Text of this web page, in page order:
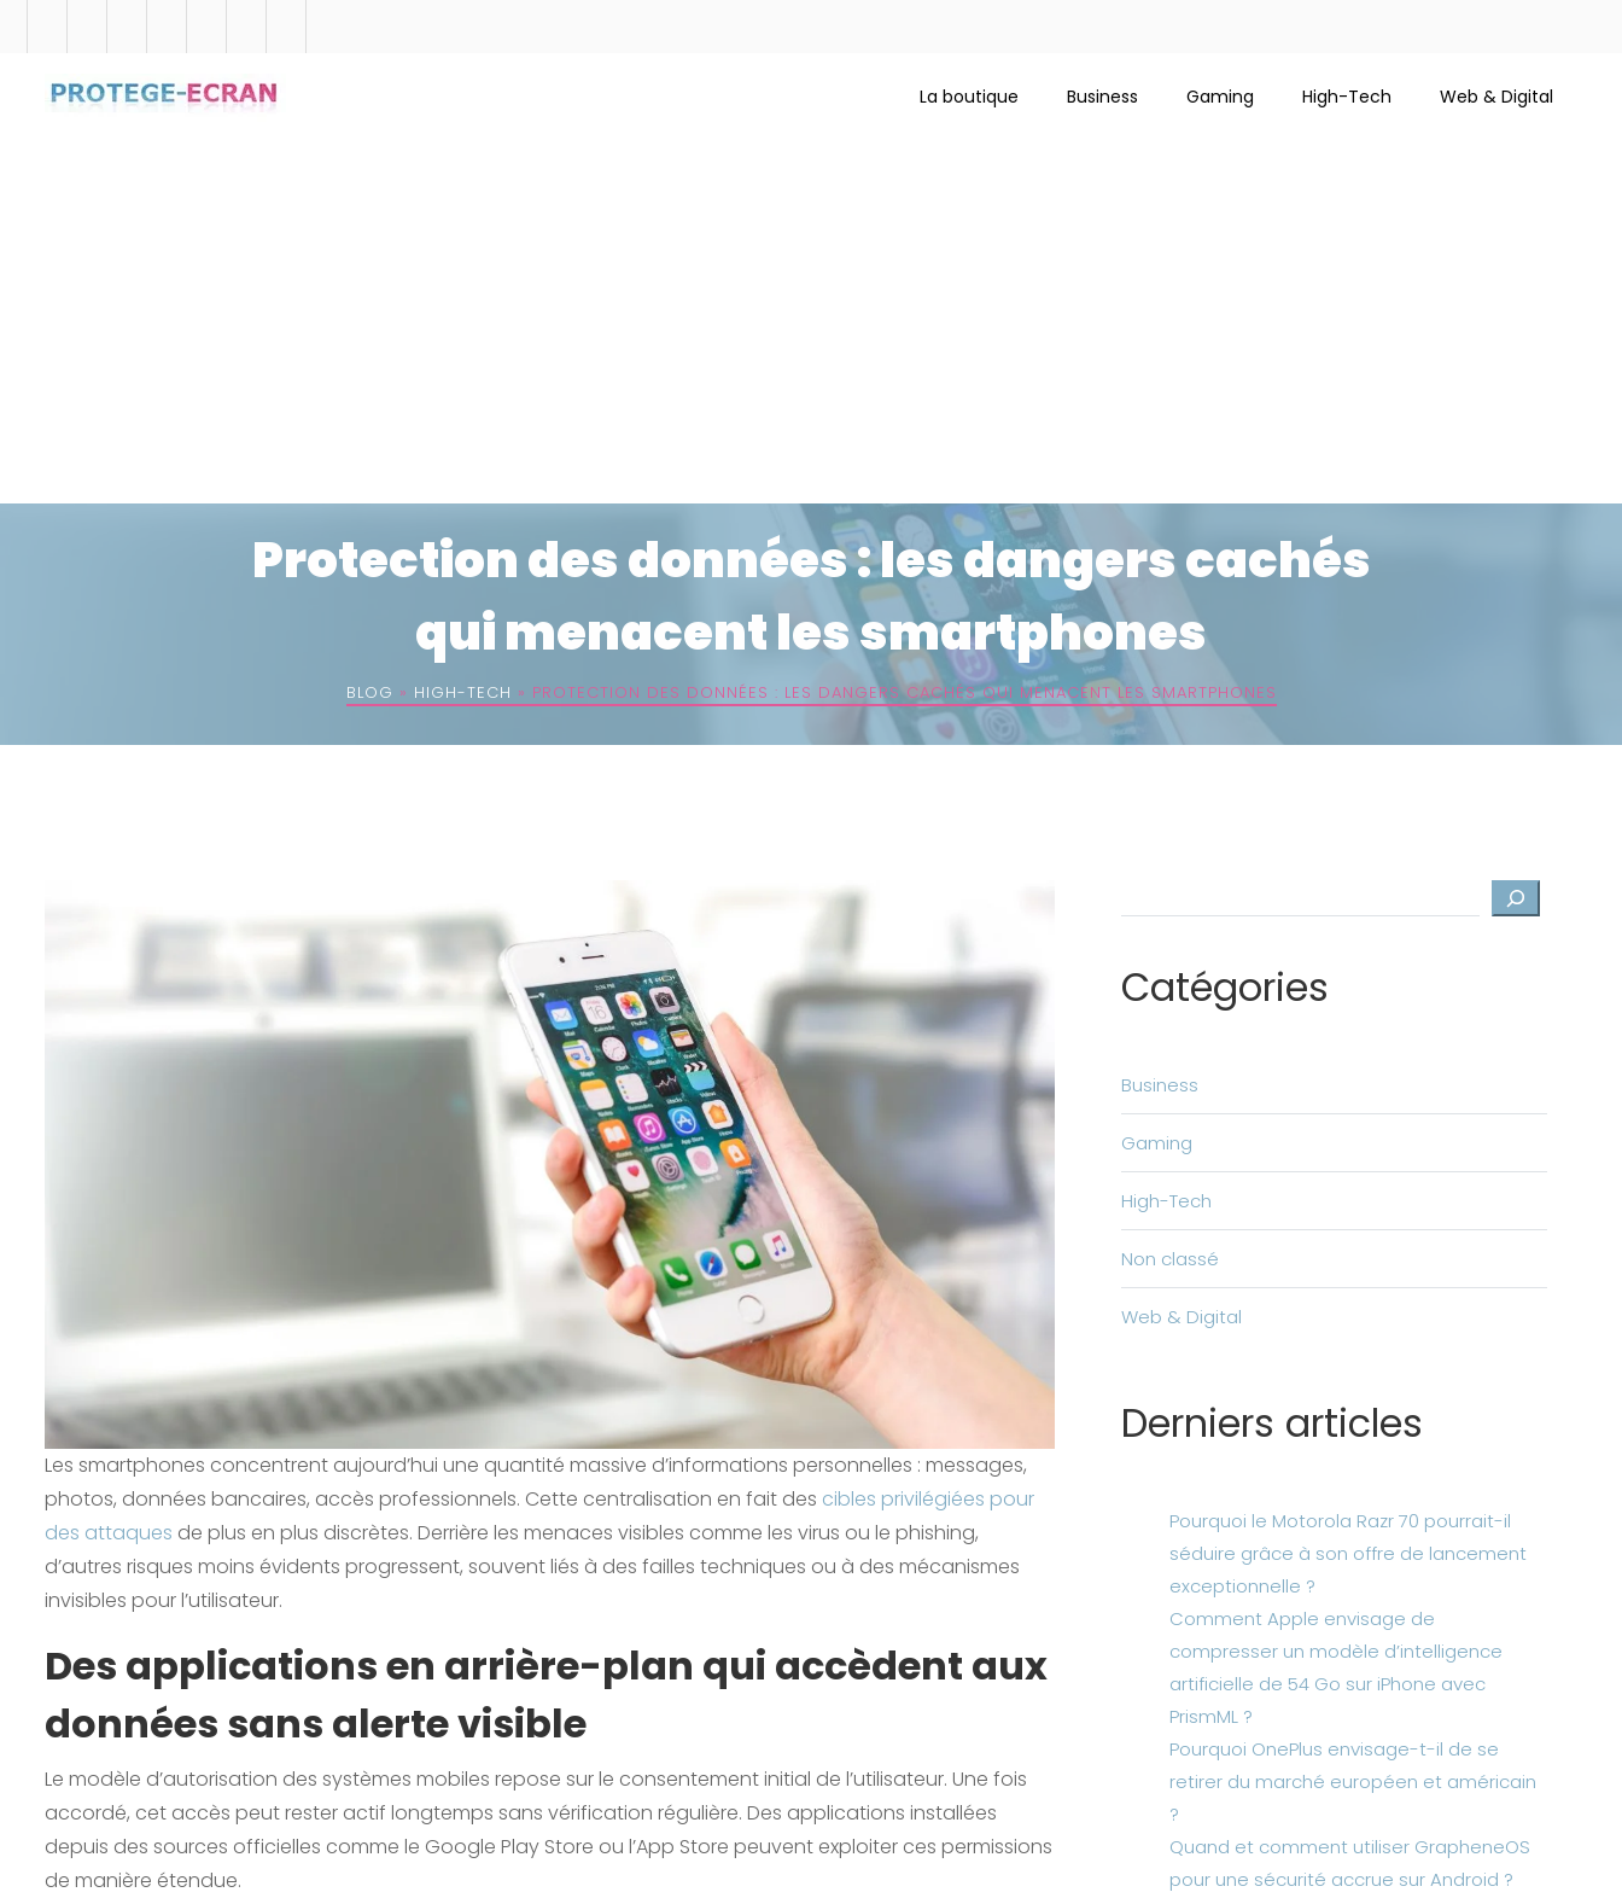
La boutique Business Gaming High-Tech Web & Digital
Protection des données : les dangers cachés
qui menacent les smartphones
BLOG » HIGH-TECH » PROTECTION DES DONNÉES : LES DANGERS CACHÉS QUI MENACENT LES SMARTPHONES
Les smartphones concentrent aujourd’hui une quantité massive d’informations personnelles : messages,
photos, données bancaires, accès professionnels. Cette centralisation en fait des cibles privilégiées pour
des attaques de plus en plus discrètes. Derrière les menaces visibles comme les virus ou le phishing,
d’autres risques moins évidents progressent, souvent liés à des failles techniques ou à des mécanismes
invisibles pour l’utilisateur.
Des applications en arrière-plan qui accèdent aux
données sans alerte visible
Le modèle d’autorisation des systèmes mobiles repose sur le consentement initial de l’utilisateur. Une fois
accordé, cet accès peut rester actif longtemps sans vérification régulière. Des applications installées
depuis des sources officielles comme le Google Play Store ou l’App Store peuvent exploiter ces permissions
de manière étendue.
Catégories
Business
Gaming
High-Tech
Non classé
Web & Digital
Derniers articles
Pourquoi le Motorola Razr 70 pourrait-il
séduire grâce à son offre de lancement
exceptionnelle ?
Comment Apple envisage de
compresser un modèle d’intelligence
artificielle de 54 Go sur iPhone avec
PrismML ?
Pourquoi OnePlus envisage-t-il de se
retirer du marché européen et américain
?
Quand et comment utiliser GrapheneOS
pour une sécurité accrue sur Android ?